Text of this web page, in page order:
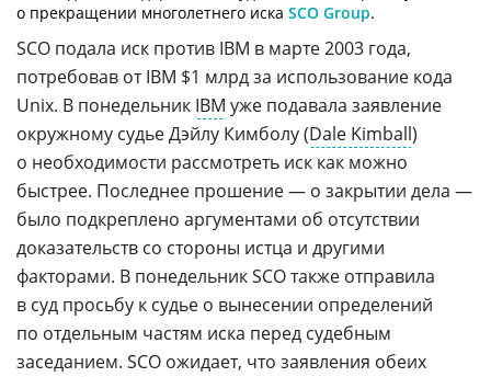
о прекращении многолетнего иска SCO Group.
SCO подала иск против IBM в марте 2003 года,
потребовав от IBM $1 млрд за использование кода
Unix. В понедельник IBM уже подавала заявление
окружному судье Дэйлу Кимболу (Dale Kimball)
о необходимости рассмотреть иск как можно
быстрее. Последнее прошение — о закрытии дела —
было подкреплено аргументами об отсутствии
доказательств со стороны истца и другими
факторами. В понедельник SCO также отправила
в суд просьбу к судье о вынесении определений
по отдельным частям иска перед судебным
заседанием. SCO ожидает, что заявления обеих